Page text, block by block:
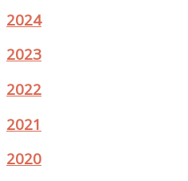
2024
2023
2022
2021
2020